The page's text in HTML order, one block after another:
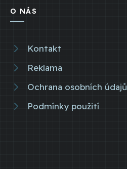
O NÁS
Kontakt
Reklama
Ochrana osobních údajů
Podmínky použití